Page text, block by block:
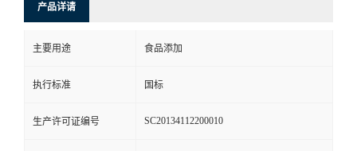
产品详请
主要用途 食品添加
执行标准 国标
生产许可证编号 SC20134112200010